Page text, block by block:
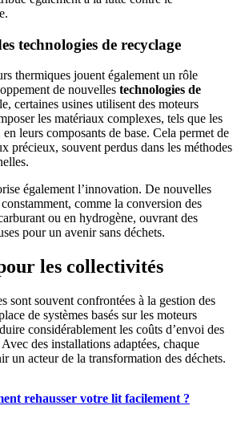
technologies de recyclage
thermiques jouent également un rôle
de nouvelles technologies de
certaines usines utilisent des moteurs
les matériaux complexes, tels que les
leurs composants de base. Cela permet de
précieux, souvent perdus dans les méthodes
également l’innovation. De nouvelles
comme la conversion des
ou en hydrogène, ouvrant des
pour un avenir sans déchets.
les collectivités
sont souvent confrontées à la gestion des
de systèmes basés sur les moteurs
considérablement les coûts d’envoi des
des installations adaptées, chaque
un acteur de la transformation des déchets.
rehausser votre lit facilement ?